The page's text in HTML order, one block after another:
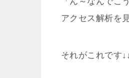
アクセス解析を
それがこれです